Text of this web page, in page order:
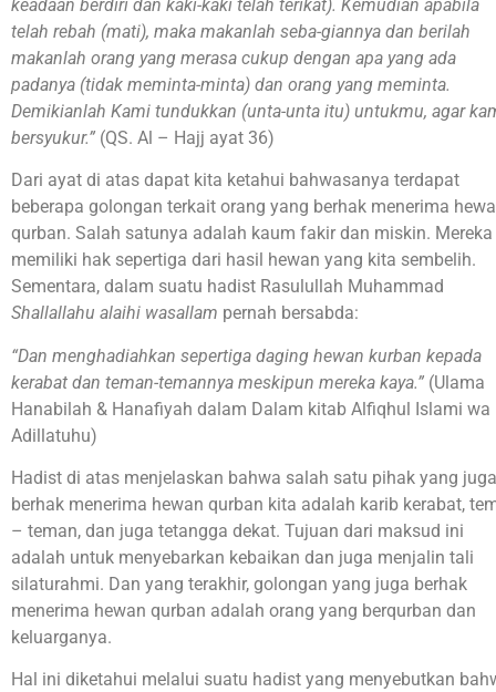
keadaan berdiri dan kaki-kaki telah terikat). Kemudian apabila
telah rebah (mati), maka makanlah seba-giannya dan berilah
makanlah orang yang merasa cukup dengan apa yang ada
padanya (tidak meminta-minta) dan orang yang meminta.
Demikianlah Kami tundukkan (unta-unta itu) untukmu, agar
bersyukur.” (QS. Al – Hajj ayat 36)
Dari ayat di atas dapat kita ketahui bahwasanya terdapat
beberapa golongan terkait orang yang berhak menerima
qurban. Salah satunya adalah kaum fakir dan miskin. Mereka
memiliki hak sepertiga dari hasil hewan yang kita sembelih.
Sementara, dalam suatu hadist Rasulullah Muhammad
Shallallahu alaihi wasallam pernah bersabda:
“Dan menghadiahkan sepertiga daging hewan kurban kepada
kerabat dan teman-temannya meskipun mereka kaya.” (Ulama
Hanabilah & Hanafiyah dalam Dalam kitab Alfiqhul Islami wa
Adillatuhu)
Hadist di atas menjelaskan bahwa salah satu pihak yang juga
berhak menerima hewan qurban kita adalah karib kerabat,
– teman, dan juga tetangga dekat. Tujuan dari maksud ini
adalah untuk menyebarkan kebaikan dan juga menjalin tali
silaturahmi. Dan yang terakhir, golongan yang juga berhak
menerima hewan qurban adalah orang yang berqurban dan
keluarganya.
Hal ini diketahui melalui suatu hadist yang menyebutkan